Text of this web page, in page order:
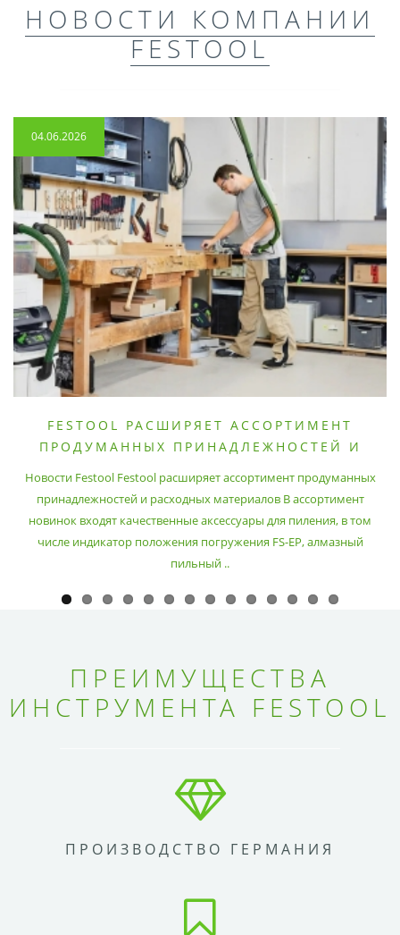
НОВОСТИ КОМПАНИИ
FESTOOL
04.06.2026
FESTOOL РАСШИРЯЕТ АССОРТИМЕНТ
ПРОДУМАННЫХ ПРИНАДЛЕЖНОСТЕЙ И
Новости Festool Festool расширяет ассортимент продуманных
принадлежностей и расходных материалов В ассортимент
новинок входят качественные аксессуары для пиления, в том
числе индикатор положения погружения FS-EP, алмазный
пильный ..
ПРЕИМУЩЕСТВА
ИНСТРУМЕНТА FESTOOL
ПРОИЗВОДСТВО ГЕРМАНИЯ